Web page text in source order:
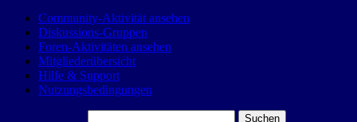
Community-Aktivität ansehen
Diskussions-Gruppen
Foren-Aktivitäten ansehen
Mitgliederübersicht
Hilfe & Support
Nutzungsbedingungen